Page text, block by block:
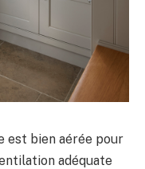
est bien aérée pour
adéquate